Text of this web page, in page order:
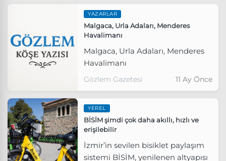
YAZARLAR
Malgaca, Urla Adaları, Menderes
Havalimanı
Malgaca, Urla Adaları, Menderes
Havalimanı
Gözlem Gazetesi 11 Ay Önce
YEREL
BİSİM şimdi çok daha akıllı, hızlı ve
erişilebilir
İzmir’in sevilen bisiklet paylaşım
sistemi BİSİM, yenilenen altyapısı